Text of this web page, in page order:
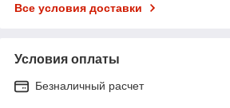
Все условия доставки
Условия оплаты
Безналичный расчет